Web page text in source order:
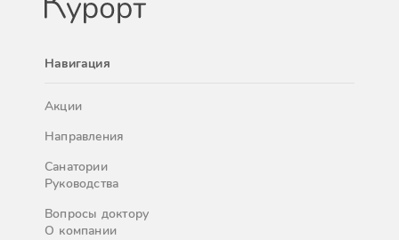
Навигация
Акции
Направления
Санатории
Руководства
Вопросы доктору
О компании